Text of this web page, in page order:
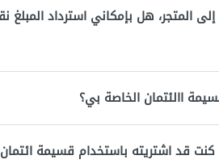
المتجر، هل بإمكاني استرداد
االئتمان الخاصة بي؟
كنت قد اشتريته باستخدام قسيمة